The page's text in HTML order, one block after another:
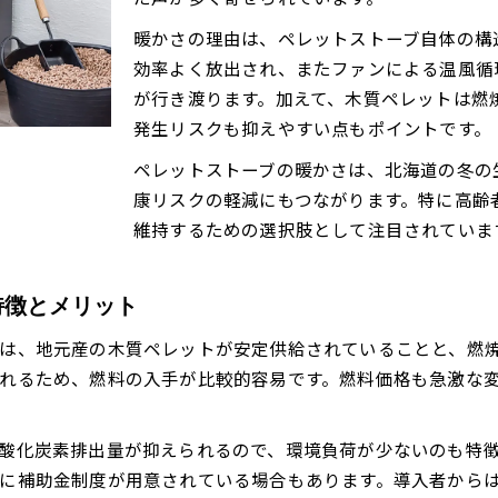
燃料調達で困らないための在庫管理のコツ
配送や持ち帰りで気をつけたいポイントを紹介
燃料代試算で見える北海道での節約法
ペレットストーブ燃料代を無理なく計算する方法
灯油と比較したペレットストーブの家計メリット
燃料代の節約につながる賢い使い方を解説
日々の使用量から見直す燃料コストの管理術
スムーズな補充作業に役立つ日常の工夫
ペレットストーブの補充作業を簡単にする方法
燃料こぼれを防ぐための便利なアイテム紹介
まとめ買いによるコスト管理と保管のポイント
ペレットストーブを長持ちさせる補充の工夫
暖かさの理由は、ペレットストーブ自体の
効率よく放出され、またファンによる温風
が行き渡ります。加えて、木質ペレットは
発生リスクも抑えやすい点もポイントです。
ペレットストーブの暖かさは、北海道の冬
康リスクの軽減にもつながります。特に高
維持するための選択肢として注目されていま
とメリット
、地元産の木質ペレットが安定供給されていることと、燃
るため、燃料の入手が比較的容易です。燃料価格も急激
化炭素排出量が抑えられるので、環境負荷が少ないのも特
補助金制度が用意されている場合もあります。導入者か